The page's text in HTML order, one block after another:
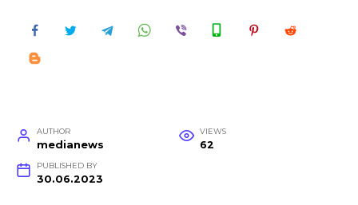
AUTHOR
medianews
VIEWS
62
PUBLISHED BY
30.06.2023